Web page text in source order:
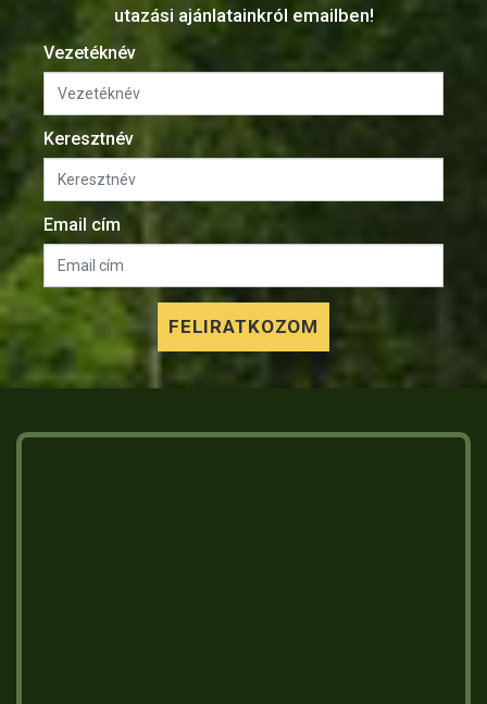
utazási ajánlatainkról emailben!
Vezetéknév
Keresztnév
Email cím